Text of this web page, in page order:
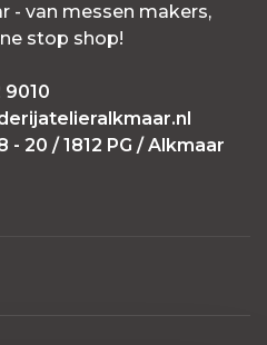
- van messen makers,
stop shop!
9010
- 20 / 1812 PG / Alkmaar